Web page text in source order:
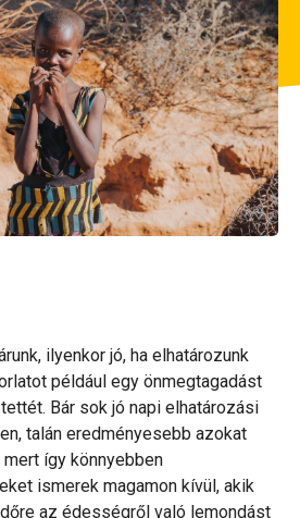
ilyenkor jó, ha elhatározunk
például egy önmegtagadást
Bár sok jó napi elhatározási
talán eredményesebb azokat
így könnyebben
ismerek magamon kívül, akik
az édességről való lemondást